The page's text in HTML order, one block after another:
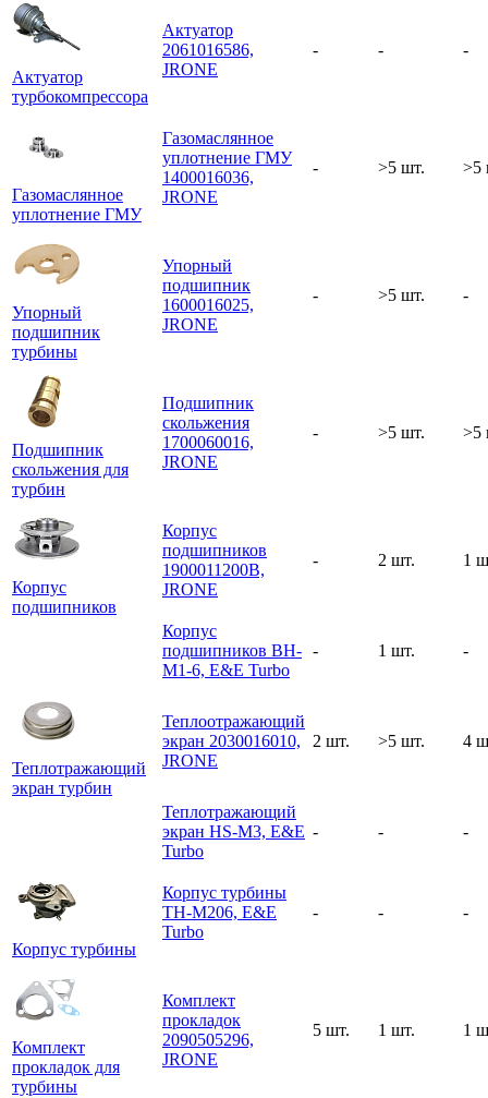
Актуатор
турбокомпрессора
Актуатор
2061016586,
JRONE
- - -
Газомаслянное
уплотнение ГМУ
Газомаслянное
уплотнение ГМУ
1400016036,
JRONE
- >5 шт. >5
Упорный
подшипник
турбины
Упорный
подшипник
1600016025,
JRONE
- >5 шт. -
Подшипник
скольжения для
турбин
Подшипник
скольжения
1700060016,
JRONE
- >5 шт. >5
Корпус
подшипников
Корпус
подшипников
1900011200B,
JRONE
- 2 шт. 1
Корпус
подшипников BH-
M1-6, E&E Turbo
- 1 шт. -
Теплотражающий
экран турбин
Теплоотражающий
экран 2030016010,
JRONE
2 шт. >5 шт. 4
Теплотражающий
экран HS-M3, E&E
Turbo
- - -
Корпус турбины
Корпус турбины
TH-M206, E&E
Turbo
- - -
Комплект
прокладок для
турбины
Комплект
прокладок
2090505296,
JRONE
5 шт. 1 шт. 1